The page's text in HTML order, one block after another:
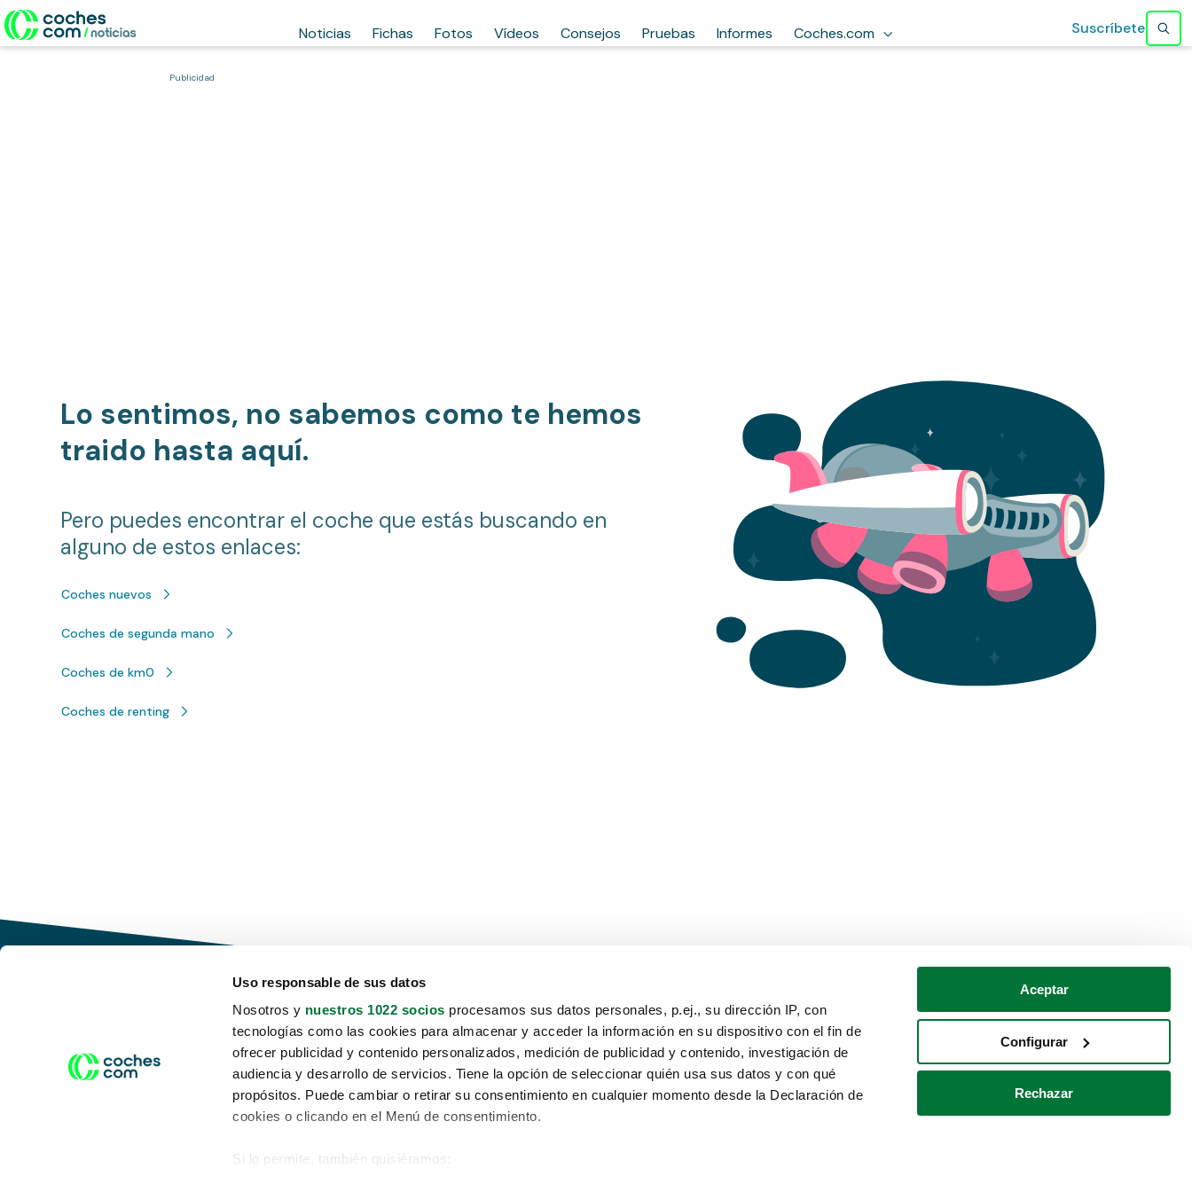
Uso responsable de sus datos
Nosotros y nuestros 1022 socios procesamos sus datos personales, p.ej., su dirección IP, con
tecnologías como las cookies para almacenar y acceder la información en su dispositivo con el fin de
ofrecer publicidad y contenido personalizados, medición de publicidad y contenido, investigación de
audiencia y desarrollo de servicios. Tiene la opción de seleccionar quién usa sus datos y con qué
propósitos. Puede cambiar o retirar su consentimiento en cualquier momento desde la Declaración de
cookies o clicando en el Menú de consentimiento.
Si lo permite, también quisiéramos:
Aceptar
Configurar
Rechazar
Noticias Fichas Fotos Vídeos Consejos Pruebas Informes Coches.com Suscríbete
Publicidad
Lo sentimos, no sabemos como te hemos
traido hasta aquí.
Pero puedes encontrar el coche que estás buscando en
alguno de estos enlaces:
Coches nuevos
Coches de segunda mano
Coches de km0
Coches de renting
Conduce tu futuro,
desata tu movilidad